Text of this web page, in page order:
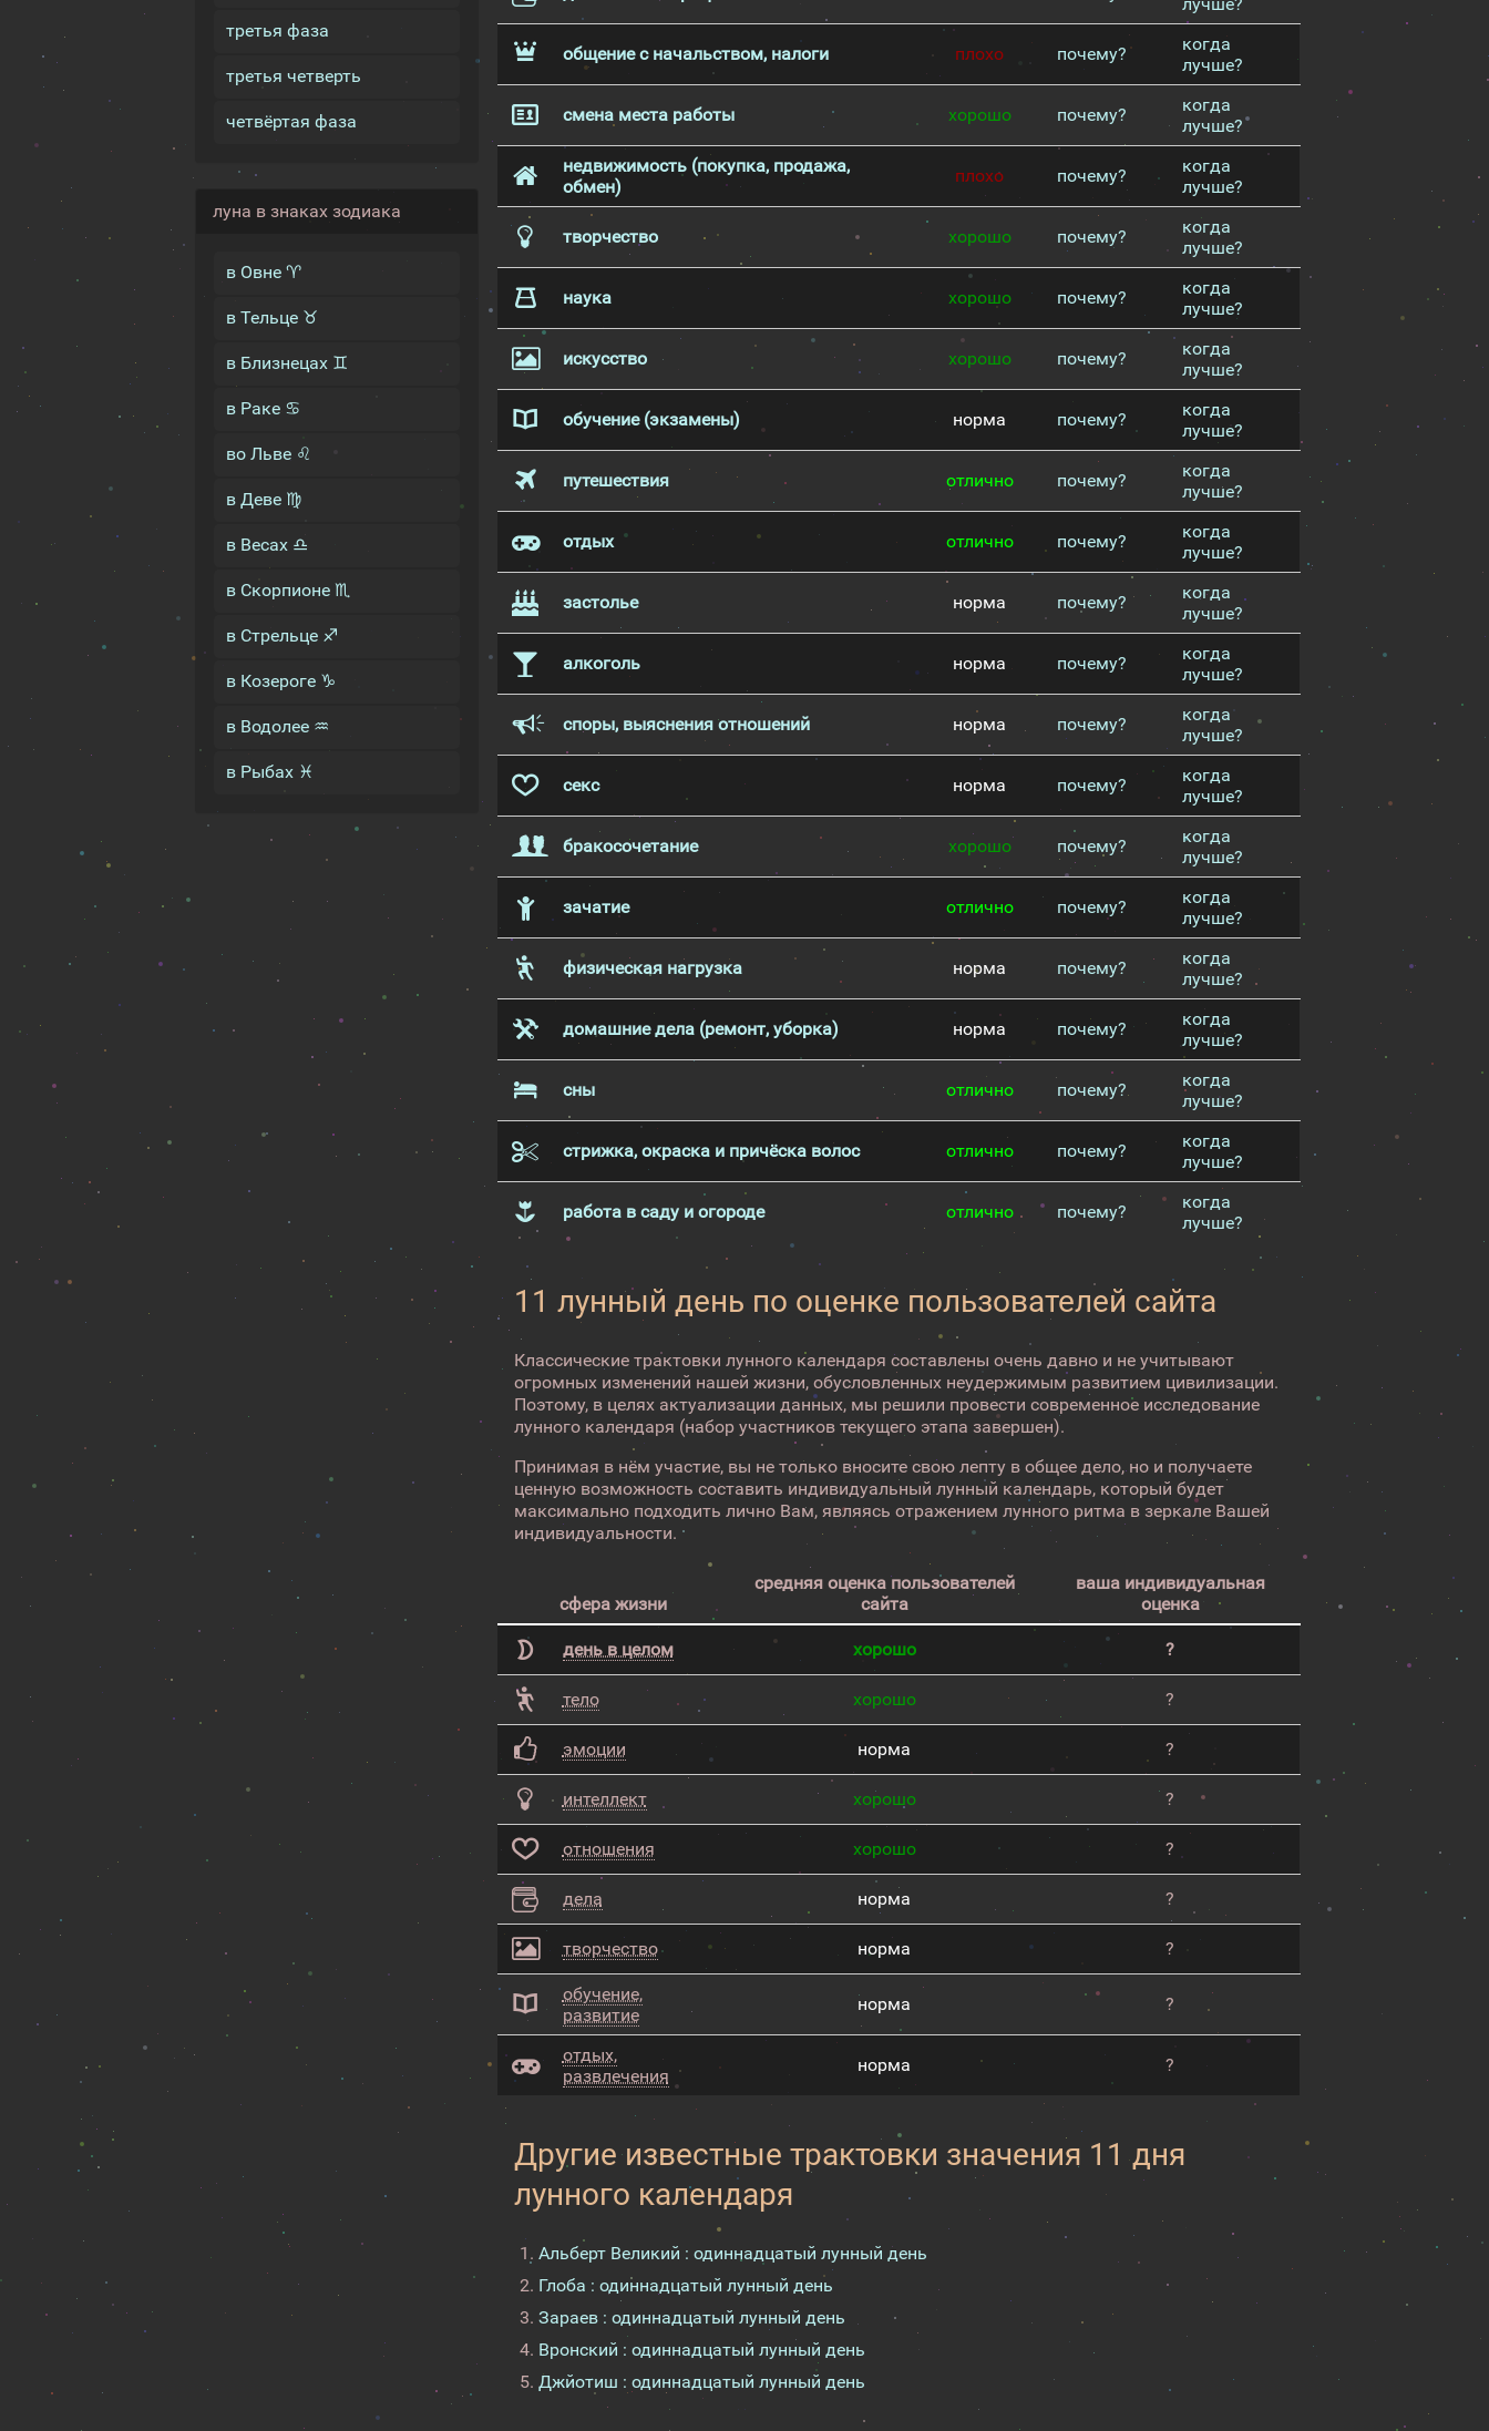
третья фаза
третья четверть
четвёртая фаза
луна в знаках зодиака
в Овне ♈
в Тельце ♉
в Близнецах ♊
в Раке ♋
во Льве ♌
в Деве ♍
в Весах ♎
в Скорпионе ♏
в Стрельце ♐
в Козероге ♑
в Водолее ♒
в Рыбах ♓
общение с начальством, налоги плохо почему?
когда
лучше?
смена места работы хорошо почему?
когда
лучше?
недвижимость (покупка, продажа,
обмен)
плохо почему?
когда
лучше?
творчество хорошо почему?
когда
лучше?
наука хорошо почему?
когда
лучше?
искусство хорошо почему?
когда
лучше?
обучение (экзамены) норма почему?
когда
лучше?
путешествия отлично почему?
когда
лучше?
отдых отлично почему?
когда
лучше?
застолье норма почему?
когда
лучше?
алкоголь норма почему?
когда
лучше?
споры, выяснения отношений норма почему?
когда
лучше?
секс норма почему?
когда
лучше?
бракосочетание хорошо почему?
когда
лучше?
зачатие отлично почему?
когда
лучше?
физическая нагрузка норма почему?
когда
лучше?
домашние дела (ремонт, уборка) норма почему?
когда
лучше?
сны отлично почему?
когда
лучше?
стрижка, окраска и причёска волос отлично почему?
когда
лучше?
работа в саду и огороде отлично почему?
когда
лучше?
11 лунный день по оценке пользователей сайта
Классические трактовки лунного календаря составлены очень давно и не учитывают
огромных изменений нашей жизни, обусловленных неудержимым развитием цивилизации.
Поэтому, в целях актуализации данных, мы решили провести современное исследование
лунного календаря (набор участников текущего этапа завершен).
Принимая в нём участие, вы не только вносите свою лепту в общее дело, но и получаете
ценную возможность составить индивидуальный лунный календарь, который будет
максимально подходить лично Вам, являясь отражением лунного ритма в зеркале Вашей
индивидуальности.
сфера жизни
средняя оценка пользователей
сайта
ваша индивидуальная
оценка
день в целом хорошо ?
тело хорошо ?
эмоции норма ?
интеллект хорошо ?
отношения хорошо ?
дела норма ?
творчество норма ?
обучение,
развитие
норма ?
отдых,
развлечения
норма ?
Другие известные трактовки значения 11 дня
лунного календаря
Альберт Великий : одиннадцатый лунный день
Глоба : одиннадцатый лунный день
Зараев : одиннадцатый лунный день
Вронский : одиннадцатый лунный день
Джйотиш : одиннадцатый лунный день